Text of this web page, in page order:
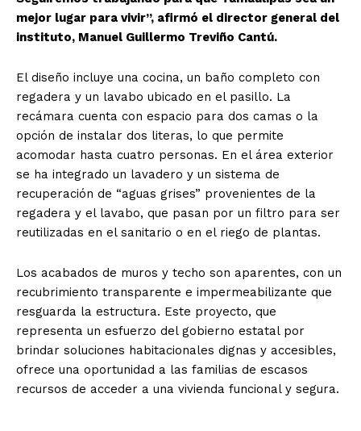
mejor lugar para vivir”, afirmó el director general del
instituto, Manuel Guillermo Treviño Cantú.
El diseño incluye una cocina, un baño completo con
regadera y un lavabo ubicado en el pasillo. La
recámara cuenta con espacio para dos camas o la
opción de instalar dos literas, lo que permite
acomodar hasta cuatro personas. En el área exterior
se ha integrado un lavadero y un sistema de
recuperación de “aguas grises” provenientes de la
regadera y el lavabo, que pasan por un filtro para ser
reutilizadas en el sanitario o en el riego de plantas.
Los acabados de muros y techo son aparentes, con un
recubrimiento transparente e impermeabilizante que
resguarda la estructura. Este proyecto, que
representa un esfuerzo del gobierno estatal por
brindar soluciones habitacionales dignas y accesibles,
ofrece una oportunidad a las familias de escasos
recursos de acceder a una vivienda funcional y segura.